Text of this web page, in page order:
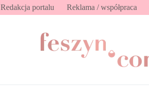
Redakcja portalu Reklama / współpraca